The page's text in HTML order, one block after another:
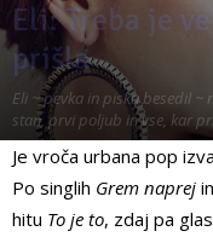
Eli: Treba je
prišla
Eli ~ pevka in piska besedil
stan, prvi poljub in vse, kar
OdKaly Kolonič
Je vroča urbana pop
Po singlih Grem naprej in
hitu To je to, zdaj pa